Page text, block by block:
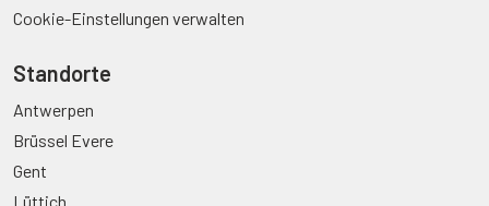
Cookie-Einstellungen verwalten
Standorte
Antwerpen
Brüssel Evere
Gent
Lüttich